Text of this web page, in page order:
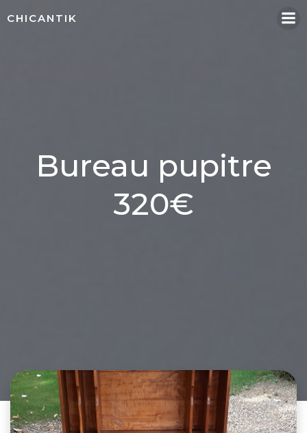
CHICANTIK
Bureau pupitre
320€